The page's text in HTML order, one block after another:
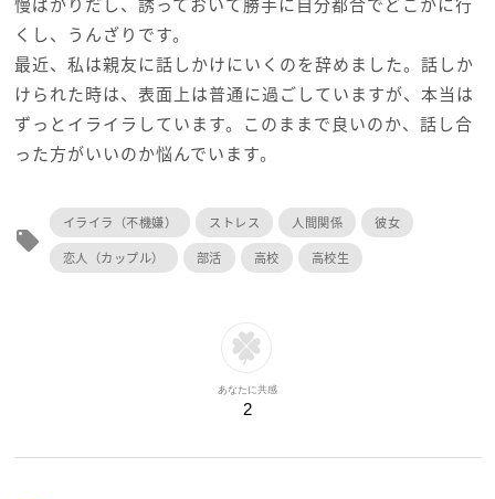
くし、うんざりです。
最近、私は親友に話しかけにいくのを辞めました。話しか
けられた時は、表面上は普通に過ごしていますが、本当は
ずっとイライラしています。このままで良いのか、話し合
った方がいいのか悩んでいます。
local_offer
イライラ（不機嫌） ストレス 人間関係
彼女
恋人（カップル）
部活 高校 高校生
あなたに共感
2